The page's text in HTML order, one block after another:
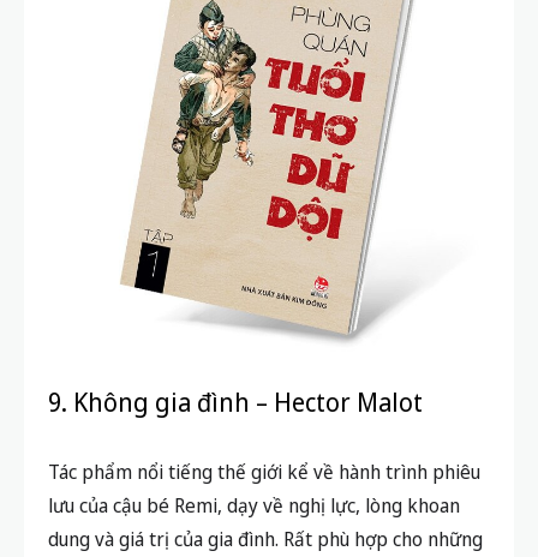
9. Không gia đình – Hector Malot
Tác phẩm nổi tiếng thế giới kể về hành trình phiêu
lưu của cậu bé Remi, dạy về nghị lực, lòng khoan
dung và giá trị của gia đình. Rất phù hợp cho những